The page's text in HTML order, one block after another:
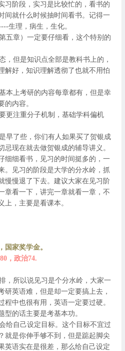
习阶段，实习是比较忙的，看书的
间就什么时候抽时间看书。记得一
生理，病生，生化。
五章）一定要仔细看，这个特别的
但是知识点全部是教科书上的，
解好，知识理解透彻了也就不用怕
本上考研的内容每章都有，但是幸
的内容。
更注重分子机制，基础学科偏机
早了些，你们有人如果买了贺银成
忌现在就去做贺银成的辅导讲义。
细细看书，见习的时间挺多的，一
。见习的阶段是大学的分水岭，抓
慢慢退了下去。建议大家在见习阶
章看一下，讲完一章就看一章，不
上，主要是看课本。
国家奖学金。
，政治74.
，所以说见习是个分水岭，大家一
研英语难，但是却一定要搞上去，
中也很有用，英语一定要过硬。
的话主要是考基本功。
给自己设定目标。这个目标不宜过
就是你伸手够不到，但是踮起脚尖
英语实在是很差，那么给自己设定